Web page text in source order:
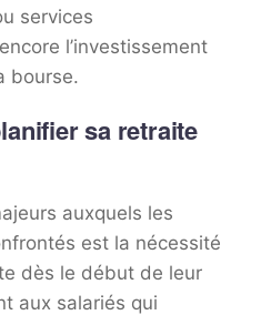
services
l’investissement
bourse.
sa retraite
auxquels les
est la nécessité
dès le début de leur
aux salariés qui